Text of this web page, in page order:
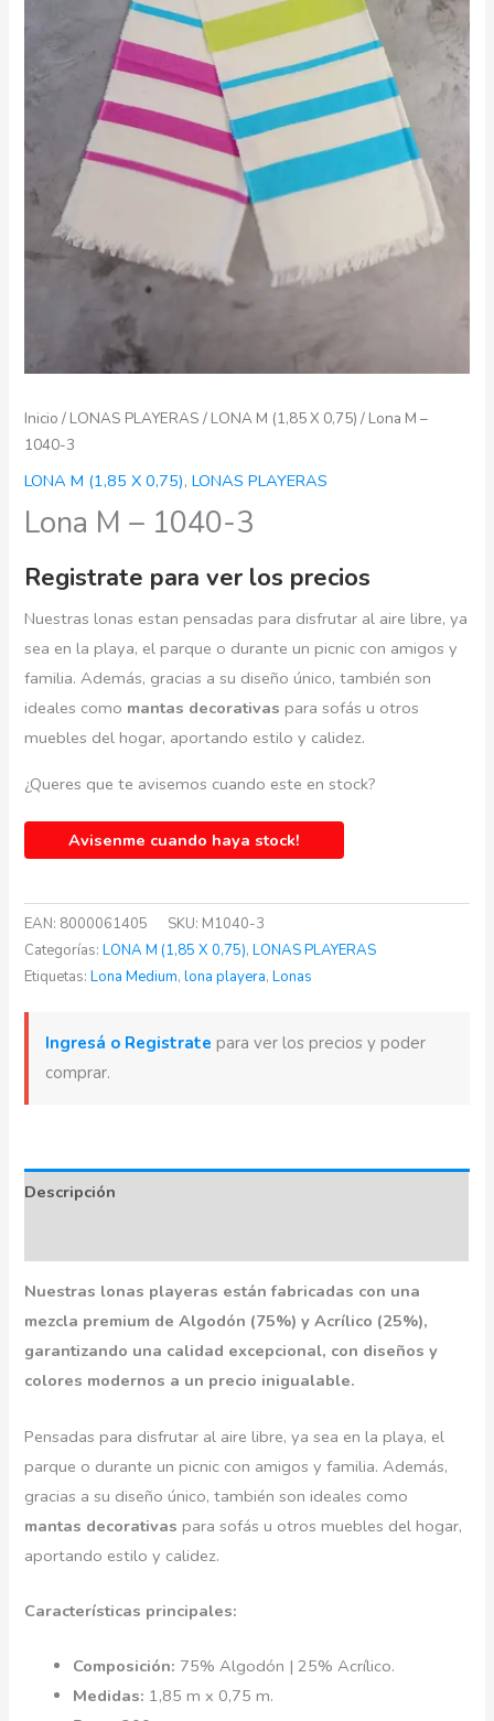
Inicio / LONAS PLAYERAS / LONA M (1,85 X 0,75) / Lona M –
1040-3
LONA M (1,85 X 0,75),LONAS PLAYERAS
Lona M – 1040-3
Registrate para ver los precios
Nuestras lonas estan pensadas para disfrutar al aire libre, ya
sea en la playa, el parque o durante un picnic con amigos y
familia. Además, gracias a su diseño único, también son
ideales como mantas decorativas para sofás u otros
muebles del hogar, aportando estilo y calidez.
¿Queres que te avisemos cuando este en stock?
Avisenme cuando haya stock!
EAN: 8000061405 SKU: M1040-3
Categorías:LONA M (1,85 X 0,75),LONAS PLAYERAS
Etiquetas:Lona Medium,lona playera,Lonas
Ingresá o Registrate para ver los precios y poder
comprar.
Descripción
Nuestras lonas playeras están fabricadas con una
mezcla premium de Algodón (75%) y Acrílico (25%),
garantizando una calidad excepcional, con diseños y
colores modernos a un precio inigualable.
Pensadas para disfrutar al aire libre, ya sea en la playa, el
parque o durante un picnic con amigos y familia. Además,
gracias a su diseño único, también son ideales como
mantas decorativas para sofás u otros muebles del hogar,
aportando estilo y calidez.
Características principales:
Composición: 75% Algodón | 25% Acrílico.
Medidas: 1,85 m x 0,75 m.